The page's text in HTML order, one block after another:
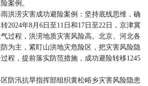
案例。
涝灾害成功避险案例：坚持底线思维，确
2024年8月6日至11日和17日至22日，京津冀
过程，洪涝地质灾害风险高。北京、河北各
为主，紧盯山洪地灾危险区，把灾害风险隐
程，提前落实防范措施，成功避险转移1245
汛抗旱指挥部组织黄松峪乡灾害风险隐患